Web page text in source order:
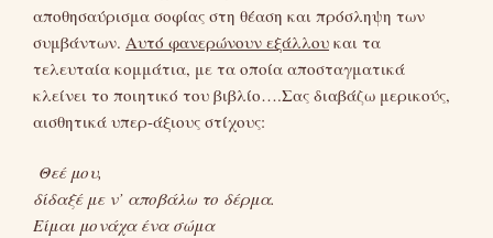
αποθησαύρισμα σοφίας στη θέαση και πρόσληψη των
συμβάντων. Αυτό φανερώνουν εξάλλου και τα
τελευταία κομμάτια, με τα οποία αποσταγματικά
κλείνει το ποιητικό του βιβλίο….Σας διαβάζω μερικούς,
αισθητικά υπερ-άξιους στίχους:
Θεέ μου,
δίδαξέ με ν’ αποβάλω το δέρμα.
Είμαι μονάχα ένα σώμα